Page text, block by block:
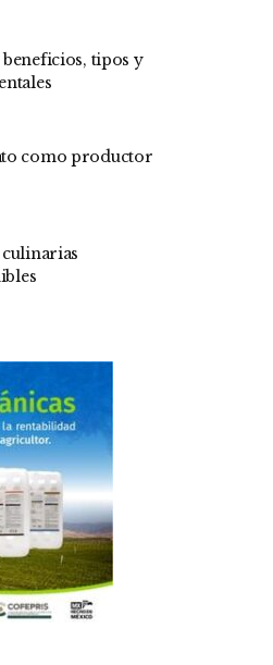
tipos y
como productor